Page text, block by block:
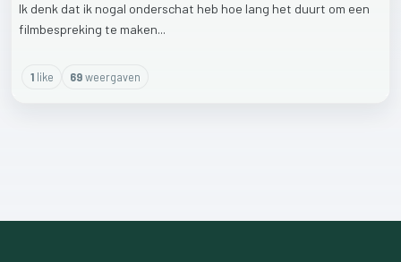
Ik denk dat ik nogal onderschat heb hoe lang het duurt om een
filmbespreking te maken...
1like 69weergaven